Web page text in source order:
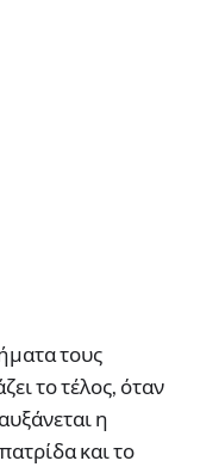
τους
το τέλος, όταν
η
και το